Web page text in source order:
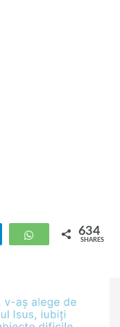
Telegram WhatsApp
634
SHARES